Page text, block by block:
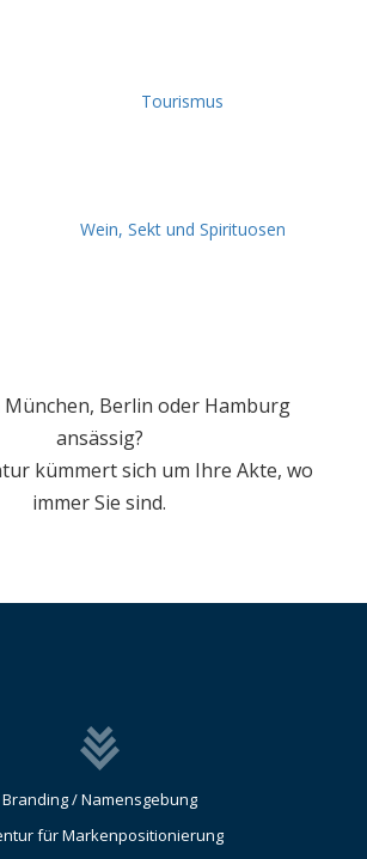
Tourismus
Wein, Sekt und Spirituosen
München, Berlin oder Hamburg
ansässig?
kümmert sich um Ihre Akte, wo
immer Sie sind.
Branding / Namensgebung
für Markenpositionierung